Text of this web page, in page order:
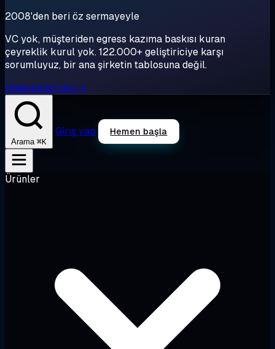
2008'den beri öz sermayeyle
VC yok, müşteriden egress kazıma baskısı kuran
çeyreklik kurul yok. 122.000+ geliştiriciye karşı
sorumluyuz, bir ana şirketin tablosuna değil.
Hikâyemizi oku →
Arama ⌘K
Giriş yap Hemen başla
Ürünler